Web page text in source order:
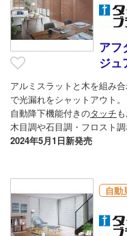
アフ
ジュ
アルミスラットと木を組み
で光漏れをシャットアウト。
自動降下機能付きのタッチ
木目調や石目調・フロスト
2024年5月1日新発売
自動